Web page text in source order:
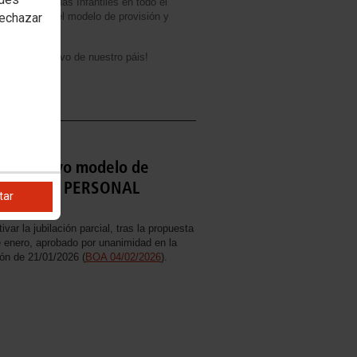
cual sea el modelo de provisión y
educativo de nuestro páis!
el nuevo modelo de
PERSONAL
la jubilación parcial, tras la propuesta
enero, aprobado por unanimidad en la
de 21/01/2026 (BOA 04/02/2026).